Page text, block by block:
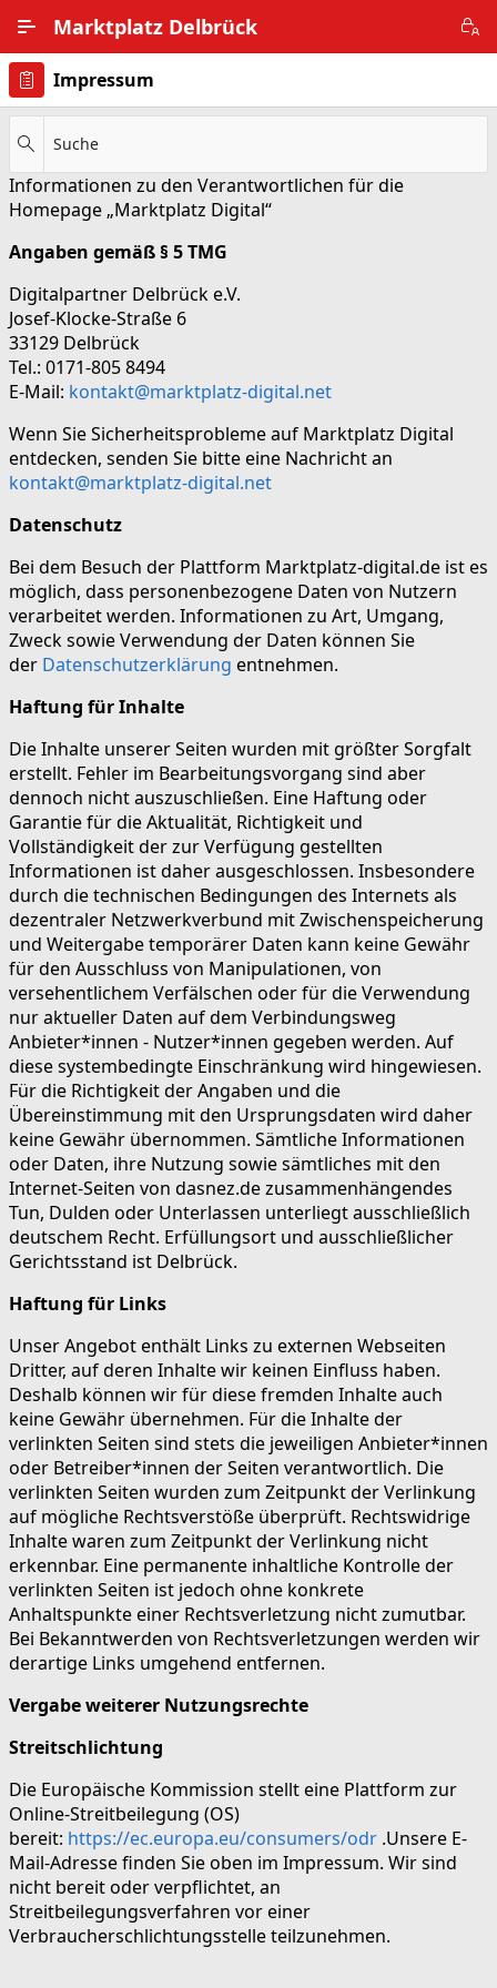
Marktplatz Delbrück
Alle Ortsteile
Impressum
Nutzungsbedingungen
Datenschutz
Impressum
Suche
Informationen zu den Verantwortlichen für die
Homepage „Marktplatz Digital“
Angaben gemäß § 5 TMG
Digitalpartner Delbrück e.V.
Josef-Klocke-Straße 6
33129 Delbrück
Tel.: 0171-805 8494
E-Mail: kontakt@marktplatz-digital.net
Wenn Sie Sicherheitsprobleme auf Marktplatz Digital
entdecken, senden Sie bitte eine Nachricht an
kontakt@marktplatz-digital.net
Datenschutz
Bei dem Besuch der Plattform Marktplatz-digital.de ist es
möglich, dass personenbezogene Daten von Nutzern
verarbeitet werden. Informationen zu Art, Umgang,
Zweck sowie Verwendung der Daten können Sie
der Datenschutzerklärung entnehmen.
Haftung für Inhalte
Die Inhalte unserer Seiten wurden mit größter Sorgfalt
erstellt. Fehler im Bearbeitungsvorgang sind aber
dennoch nicht auszuschließen. Eine Haftung oder
Garantie für die Aktualität, Richtigkeit und
Vollständigkeit der zur Verfügung gestellten
Informationen ist daher ausgeschlossen. Insbesondere
durch die technischen Bedingungen des Internets als
dezentraler Netzwerkverbund mit Zwischenspeicherung
und Weitergabe temporärer Daten kann keine Gewähr
für den Ausschluss von Manipulationen, von
versehentlichem Verfälschen oder für die Verwendung
nur aktueller Daten auf dem Verbindungsweg
Anbieter*innen - Nutzer*innen gegeben werden. Auf
diese systembedingte Einschränkung wird hingewiesen.
Für die Richtigkeit der Angaben und die
Übereinstimmung mit den Ursprungsdaten wird daher
keine Gewähr übernommen. Sämtliche Informationen
oder Daten, ihre Nutzung sowie sämtliches mit den
Internet-Seiten von dasnez.de zusammenhängendes
Tun, Dulden oder Unterlassen unterliegt ausschließlich
deutschem Recht. Erfüllungsort und ausschließlicher
Gerichtsstand ist Delbrück.
Haftung für Links
Unser Angebot enthält Links zu externen Webseiten
Dritter, auf deren Inhalte wir keinen Einfluss haben.
Deshalb können wir für diese fremden Inhalte auch
keine Gewähr übernehmen. Für die Inhalte der
verlinkten Seiten sind stets die jeweiligen Anbieter*innen
oder Betreiber*innen der Seiten verantwortlich. Die
verlinkten Seiten wurden zum Zeitpunkt der Verlinkung
auf mögliche Rechtsverstöße überprüft. Rechtswidrige
Inhalte waren zum Zeitpunkt der Verlinkung nicht
erkennbar. Eine permanente inhaltliche Kontrolle der
verlinkten Seiten ist jedoch ohne konkrete
Anhaltspunkte einer Rechtsverletzung nicht zumutbar.
Bei Bekanntwerden von Rechtsverletzungen werden wir
derartige Links umgehend entfernen.
Vergabe weiterer Nutzungsrechte
Streitschlichtung
Die Europäische Kommission stellt eine Plattform zur
Online-Streitbeilegung (OS)
bereit: https://ec.europa.eu/consumers/odr .Unsere E-
Mail-Adresse finden Sie oben im Impressum. Wir sind
nicht bereit oder verpflichtet, an
Streitbeilegungsverfahren vor einer
Verbraucherschlichtungsstelle teilzunehmen.